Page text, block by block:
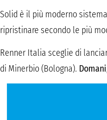
Solid è il più moderno
ripristinare secondo le più
Renner Italia sceglie di
di Minerbio (Bologna).